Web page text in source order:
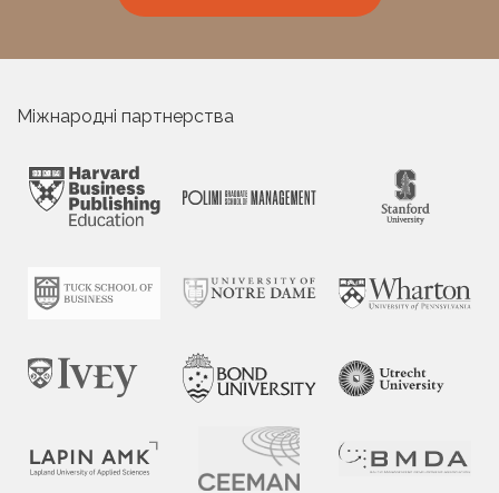
Міжнародні партнерства